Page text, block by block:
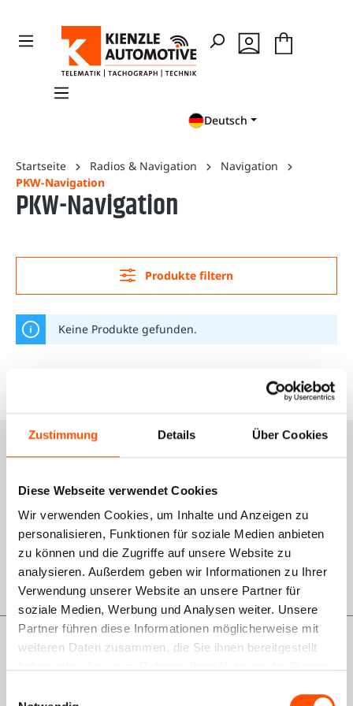
Zustimmung Details Über Cookies
Diese Webseite verwendet Cookies
Wir verwenden Cookies, um Inhalte und Anzeigen zu
personalisieren, Funktionen für soziale Medien anbieten
zu können und die Zugriffe auf unsere Website zu
analysieren. Außerdem geben wir Informationen zu Ihrer
Verwendung unserer Website an unsere Partner für
soziale Medien, Werbung und Analysen weiter. Unsere
Partner führen diese Informationen möglicherweise mit
weiteren Daten zusammen, die Sie ihnen bereitgestellt
Deutsch
Startseite Radios & Navigation
Navigation
PKW-Navigation
PKW-Navigation
Produkte filtern
Keine Produkte gefunden.
Services
Schulungsportal
Qualitätsmanagement
Rückgabe
GWL-Antrag VDO
Informationen